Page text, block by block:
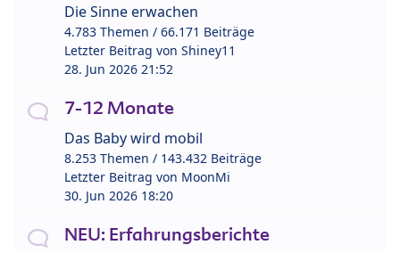
Die Sinne erwachen
4.783 Themen / 66.171 Beiträge
Letzter Beitrag von Shiney11
28. Jun 2026 21:52
7-12 Monate
Das Baby wird mobil
8.253 Themen / 143.432 Beiträge
Letzter Beitrag von MoonMi
30. Jun 2026 18:20
NEU: Erfahrungsberichte